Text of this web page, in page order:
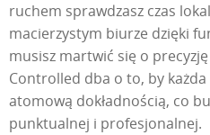
ruchem sprawdzasz czas
macierzystym biurze dzięki
musisz martwić się o
Controlled dba o to, by
atomową dokładnością, co
punktualnej i profesjonalnej.